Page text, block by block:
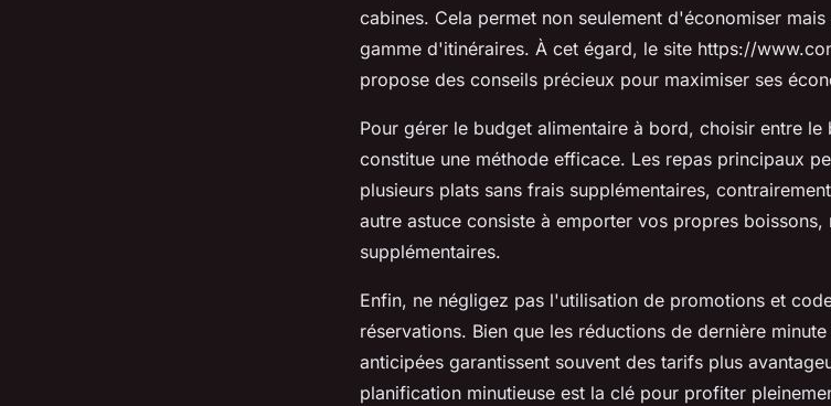
cabines. Cela permet non seulement d'économiser
gamme d'itinéraires. À cet égard, le site https://
propose des conseils précieux pour maximiser ses
Pour gérer le budget alimentaire à bord, choisir entre
constitue une méthode efficace. Les repas principaux
plusieurs plats sans frais supplémentaires,
autre astuce consiste à emporter vos propres boissons,
supplémentaires.
Enfin, ne négligez pas l'utilisation de promotions et
réservations. Bien que les réductions de dernière
anticipées garantissent souvent des tarifs plus
planification minutieuse est la clé pour profiter